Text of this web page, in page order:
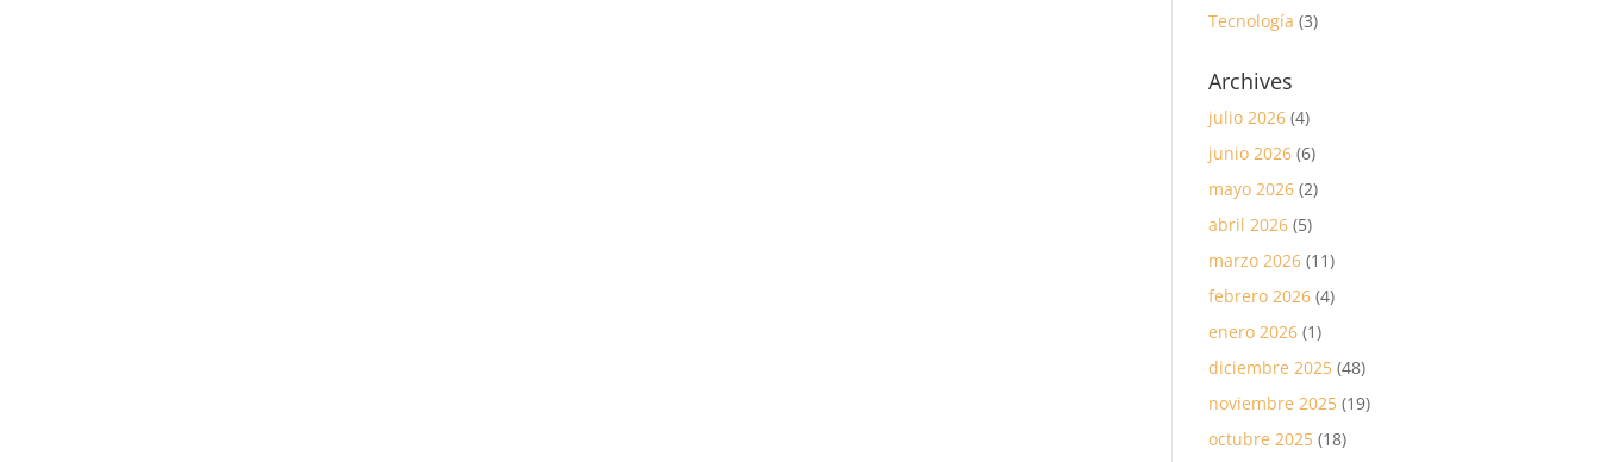
Tecnología (3)
Archives
julio 2026 (4)
junio 2026 (6)
mayo 2026 (2)
abril 2026 (5)
marzo 2026 (11)
febrero 2026 (4)
enero 2026 (1)
diciembre 2025 (48)
noviembre 2025 (19)
octubre 2025 (18)